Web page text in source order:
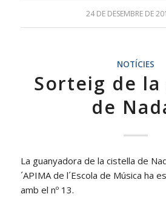
24 DE DESEMBRE DE
/
NOTÍCIES
Sorteig de
de
La guanyadora de la cistella de
´APIMA de l´Escola de Música ha
amb el nº 13.